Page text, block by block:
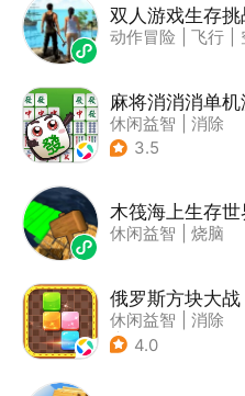
双人游戏生存挑
动作冒险 飞行
麻将消消消单
休闲益智
消除
3.5
木筏海上生存世
休闲益智 烧脑
俄罗斯方块大战
休闲益智
消除
| 俄罗斯方块
4.0